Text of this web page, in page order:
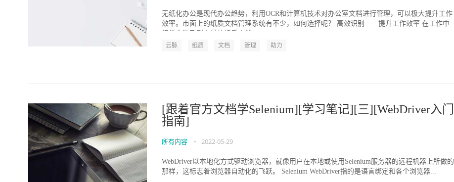
无纸化办公是现代办公趋势，利用OCR和计算机技术对办公室文档进行管理，可以极大提升工作
效率。市面上的纸质文档管理系统有不少，如何选择呢？ 高效识别——提升工作效率 在工作中
云脉 纸质 文档 管理 助力
[跟着官方文档学Selenium][学习笔记][三][WebDriver入门
指南]
所有内容 • 2022-05-29
WebDriver以本地化方式驱动浏览器，就像用户在本地或使用Selenium服务器的远程机器上所做的
那样，这标志着浏览器自动化的飞跃。 Selenium WebDriver指的是语言绑定和各个浏览器...